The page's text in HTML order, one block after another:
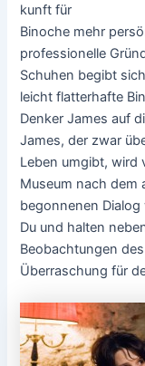
kunft für
Binoche mehr
professionelle
Schuhen begibt
leicht flatterhafte
Denker James auf
James, der zwar
Leben umgibt, wird
Museum nach dem
begonnenen
Du und halten
Beobachtungen
Überraschung für